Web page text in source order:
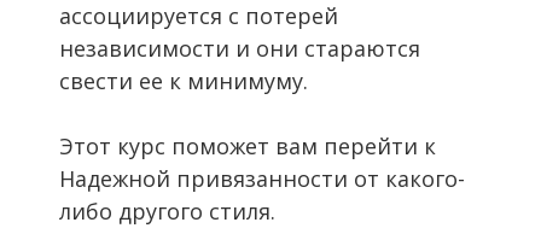
ассоциируется с потерей
независимости и они стараются
свести ее к минимуму.
Этот курс поможет вам перейти к
Надежной привязанности от какого-
либо другого стиля.